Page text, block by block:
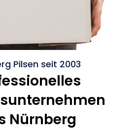
Pilsen seit 2003
Nürnberg